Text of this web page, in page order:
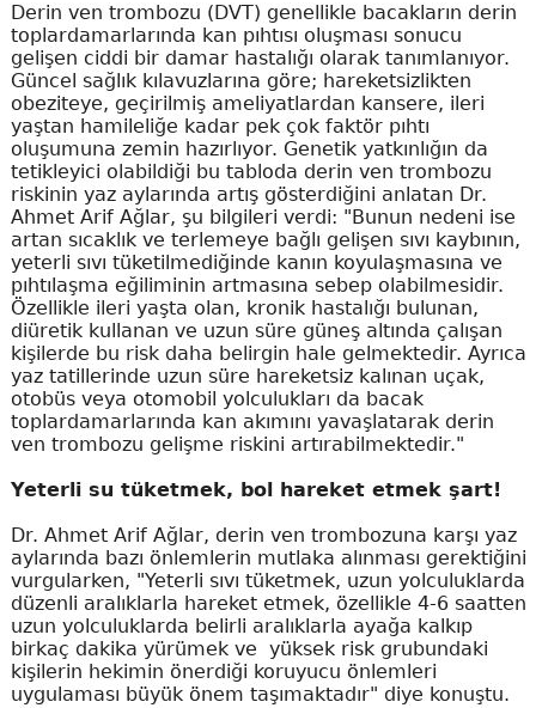
Derin ven trombozu (DVT) genellikle bacakların derin
toplardamarlarında kan pıhtısı oluşması sonucu
gelişen ciddi bir damar hastalığı olarak tanımlanıyor.
Güncel sağlık kılavuzlarına göre; hareketsizlikten
obeziteye, geçirilmiş ameliyatlardan kansere, ileri
yaştan hamileliğe kadar pek çok faktör pıhtı
oluşumuna zemin hazırlıyor. Genetik yatkınlığın da
tetikleyici olabildiği bu tabloda derin ven trombozu
riskinin yaz aylarında artış gösterdiğini anlatan Dr.
Ahmet Arif Ağlar, şu bilgileri verdi: "Bunun nedeni ise
artan sıcaklık ve terlemeye bağlı gelişen sıvı kaybının,
yeterli sıvı tüketilmediğinde kanın koyulaşmasına ve
pıhtılaşma eğiliminin artmasına sebep olabilmesidir.
Özellikle ileri yaşta olan, kronik hastalığı bulunan,
diüretik kullanan ve uzun süre güneş altında çalışan
kişilerde bu risk daha belirgin hale gelmektedir. Ayrıca
yaz tatillerinde uzun süre hareketsiz kalınan uçak,
otobüs veya otomobil yolculukları da bacak
toplardamarlarında kan akımını yavaşlatarak derin
ven trombozu gelişme riskini artırabilmektedir."
Yeterli su tüketmek, bol hareket etmek şart!
Dr. Ahmet Arif Ağlar, derin ven trombozuna karşı yaz
aylarında bazı önlemlerin mutlaka alınması gerektiğini
vurgularken, "Yeterli sıvı tüketmek, uzun yolculuklarda
düzenli aralıklarla hareket etmek, özellikle 4-6 saatten
uzun yolculuklarda belirli aralıklarla ayağa kalkıp
birkaç dakika yürümek ve yüksek risk grubundaki
kişilerin hekimin önerdiği koruyucu önlemleri
uygulaması büyük önem taşımaktadır" diye konuştu.